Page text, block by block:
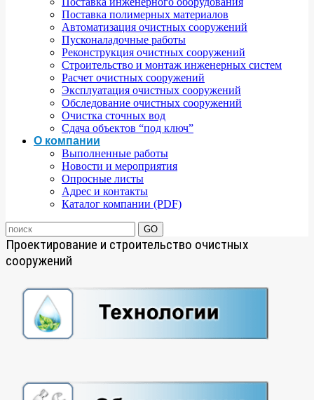
Поставка полимерных материалов
Автоматизация очистных сооружений
Пусконаладочные работы
Реконструкция очистных сооружений
Строительство и монтаж инженерных систем
Расчет очистных сооружений
Эксплуатация очистных сооружений
Обследование очистных сооружений
Очистка сточных вод
Сдача объектов “под ключ”
О компании
Выполненные работы
Новости и мероприятия
Опросные листы
Адрес и контакты
Каталог компании (PDF)
Проектирование и строительство очистных
сооружений